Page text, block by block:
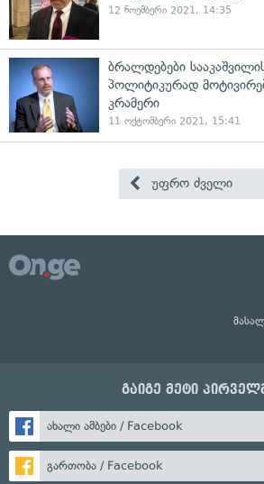
12 ნოემბერი 2021, 14:35
ბრალდებები
პოლიტიკურად
კრამერი
11 ოქტომბერი 2021, 15:41
უფრო ძველი
გაიგე მეტი
ახალი ამბები / Facebook
გართობა / Facebook